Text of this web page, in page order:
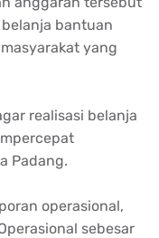
bantuan
yang
realisasi belanja
Padang.
operasional,
sebesar